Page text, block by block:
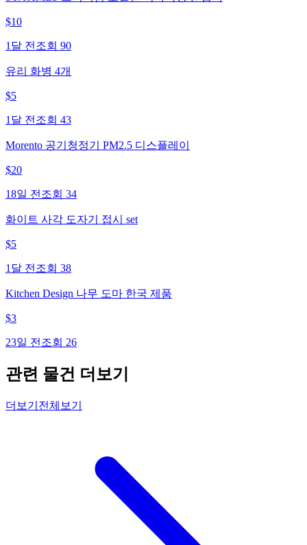
$10
1달 전 조회 90
유리 화병 4개
$5
1달 전 조회 43
Morento 공기청정기 PM2.5 디스플레이
$20
18일 전 조회 34
화이트 사각 도자기 접시 set
$5
1달 전 조회 38
Kitchen Design 나무 도마 한국 제품
$3
23일 전 조회 26
관련 물건 더보기
더보기 전체보기